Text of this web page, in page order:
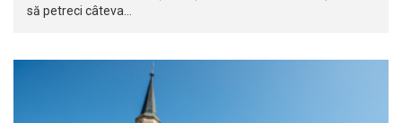
să petreci câteva…